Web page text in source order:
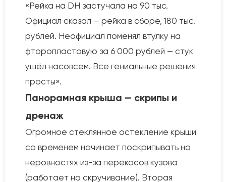
«Рейка на DH застучала на 90 тыс.
Официал сказал — рейка в сборе, 180 тыс.
рублей. Неофициал поменял втулку на
фторопластовую за 6 000 рублей — стук
ушёл насовсем. Все гениальные решения
просты».
Панорамная крыша — скрипы и
дренаж
Огромное стеклянное остекление крыши
со временем начинает поскрипывать на
неровностях из-за перекосов кузова
(работает на скручивание). Вторая